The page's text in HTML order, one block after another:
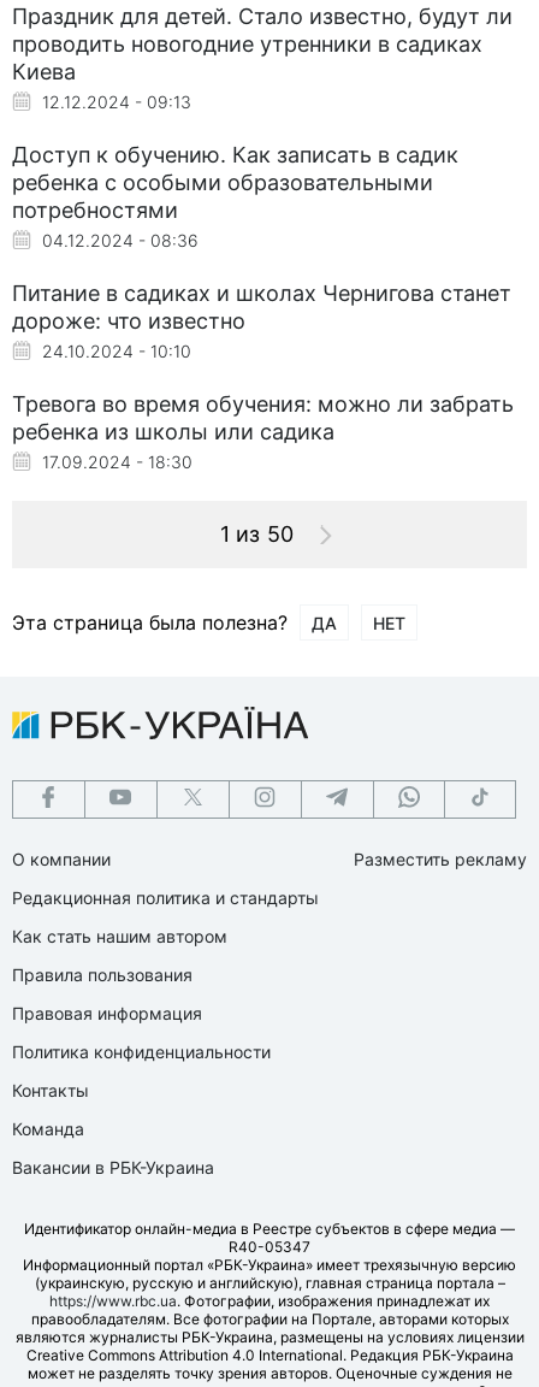
Праздник для детей. Стало известно, будут ли
проводить новогодние утренники в садиках
Киева
12.12.2024 - 09:13
Доступ к обучению. Как записать в садик
ребенка с особыми образовательными
потребностями
04.12.2024 - 08:36
Питание в садиках и школах Чернигова станет
дороже: что известно
24.10.2024 - 10:10
Тревога во время обучения: можно ли забрать
ребенка из школы или садика
17.09.2024 - 18:30
1 из 50
Эта страница была полезна? ДА НЕТ
О компании
Редакционная политика и стандарты
Как стать нашим автором
Правила пользования
Правовая информация
Политика конфиденциальности
Контакты
Команда
Вакансии в РБК-Украина
Разместить рекламу
Идентификатор онлайн-медиа в Реестре субъектов в сфере медиа —
R40-05347
Информационный портал «РБК-Украина» имеет трехязычную версию
(украинскую, русскую и английскую), главная страница портала –
https://www.rbc.ua. Фотографии, изображения принадлежат их
правообладателям. Все фотографии на Портале, авторами которых
являются журналисты РБК-Украина, размещены на условиях лицензии
Creative Commons Attribution 4.0 International. Редакция РБК-Украина
может не разделять точку зрения авторов. Оценочные суждения не